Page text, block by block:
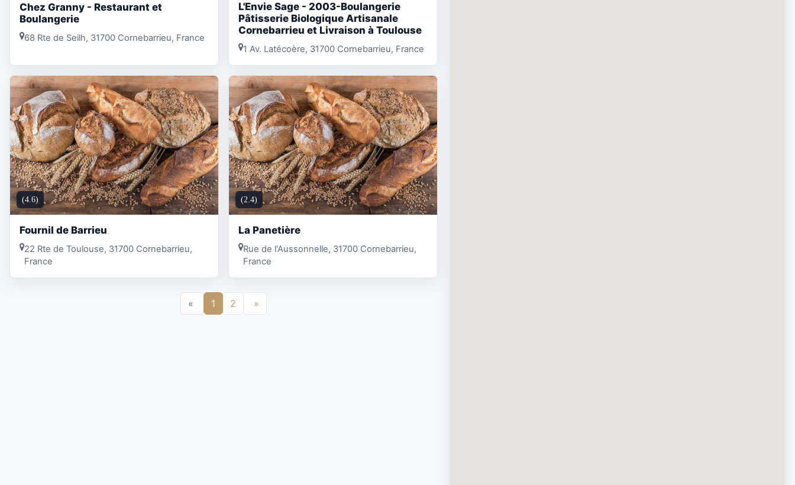
Chez Granny - Restaurant et
Boulangerie
68 Rte de Seilh, 31700 Cornebarrieu, France
L'Envie Sage - 2003-Boulangerie
Pâtisserie Biologique Artisanale
Cornebarrieu et Livraison à Toulouse
1 Av. Latécoère, 31700 Cornebarrieu, France
(4.6)
Fournil de Barrieu
22 Rte de Toulouse, 31700 Cornebarrieu,
France
(2.4)
La Panetière
Rue de l'Aussonnelle, 31700 Cornebarrieu,
France
« 1 2 »